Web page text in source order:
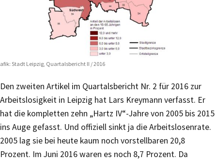
Stadt Leipzig, Quartalsbericht II / 2016
Den zweiten Artikel im Quartalsbericht Nr. 2 für 2016 zur
Arbeitslosigkeit in Leipzig hat Lars Kreymann verfasst. Er
hat die kompletten zehn „Hartz IV“-Jahre von 2005 bis 2015
ins Auge gefasst. Und offiziell sinkt ja die Arbeitslosenrate.
2005 lag sie bei heute kaum noch vorstellbaren 20,8
Prozent. Im Juni 2016 waren es noch 8,7 Prozent. Da